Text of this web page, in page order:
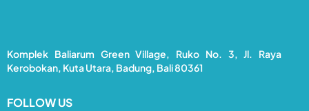
Komplek Baliarum Green Village, Ruko No. 3, Jl. Raya
Kerobokan, Kuta Utara, Badung, Bali 80361
FOLLOW US